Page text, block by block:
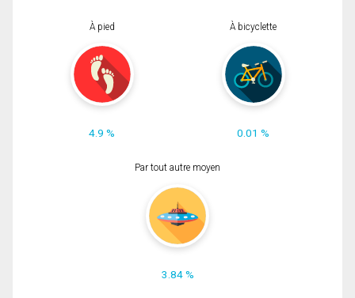
À pied
4.9 %
À bicyclette
0.01 %
Par tout autre moyen
3.84 %